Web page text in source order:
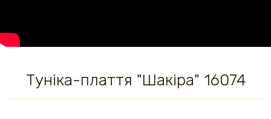
Туніка-плаття "Шакіра" 16074